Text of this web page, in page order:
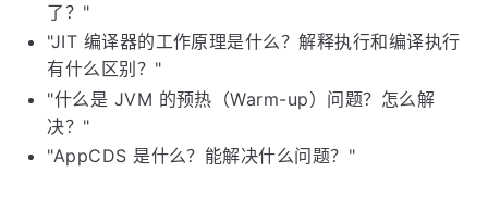
了？"
"JIT 编译器的工作原理是什么？解释执行和编译执行
有什么区别？"
"什么是 JVM 的预热（Warm-up）问题？怎么解
决？"
"AppCDS 是什么？能解决什么问题？"